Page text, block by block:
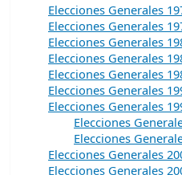
Elecciones Generales
Elecciones Generales
Elecciones Generales
Elecciones Generales
Elecciones Generales
Elecciones Generales
Elecciones Generales
Elecciones
Elecciones
Elecciones Generales
Elecciones Generales